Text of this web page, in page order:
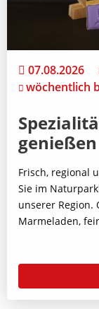
07.08.2026
wöchentlich
genießen
Frisch, regional
Sie im
unserer Region.
Marmeladen,